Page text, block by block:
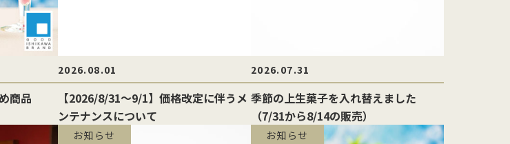
商品
2026.08.01
【2026/8/31〜9/1】価格改定に伴うメ
ンテナンスについて
2026.07.31
季節の上生菓子を入れ替えました
（7/31から8/14の販売）
お知らせ お知らせ